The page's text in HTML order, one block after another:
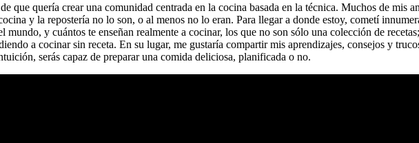
que quería crear una comunidad centrada en la cocina basada en la técnica. Muchos de mis
y la repostería no lo son, o al menos no lo eran. Para llegar a donde estoy, cometí
mundo, y cuántos te enseñan realmente a cocinar, los que no son sólo una colección de
a cocinar sin receta. En su lugar, me gustaría compartir mis aprendizajes, consejos y
serás capaz de preparar una comida deliciosa, planificada o no.